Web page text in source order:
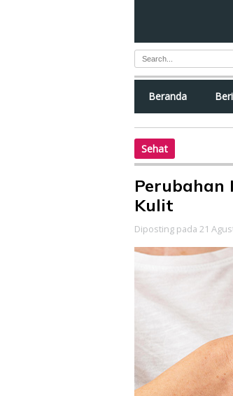
Beranda
Sehat
Kulit
Diposting pada 21